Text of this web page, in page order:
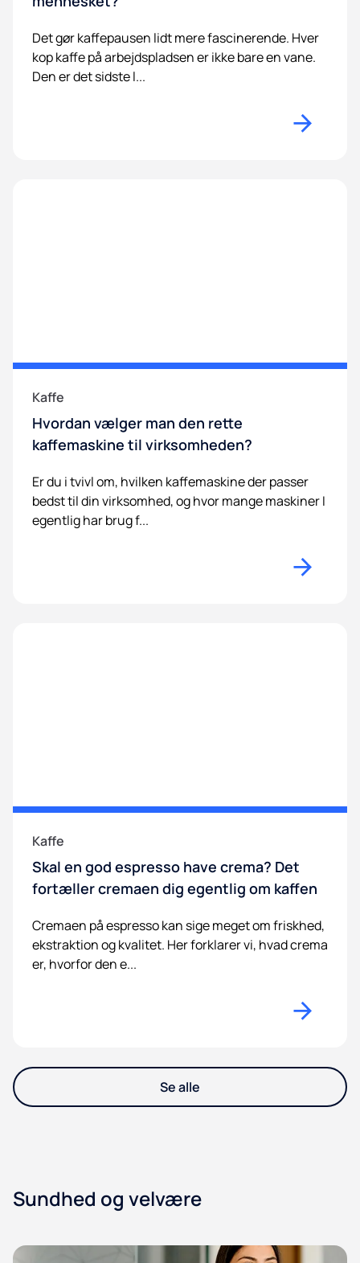
Det gør kaffepausen lidt mere fascinerende. Hver
kop kaffe på arbejdspladsen er ikke bare en vane.
Den er det sidste l...
Kaffe
Hvordan vælger man den rette
kaffemaskine til virksomheden?
Er du i tvivl om, hvilken kaffemaskine der passer
bedst til din virksomhed, og hvor mange maskiner I
egentlig har brug f...
Kaffe
Skal en god espresso have crema? Det
fortæller cremaen dig egentlig om kaffen
Cremaen på espresso kan sige meget om friskhed,
ekstraktion og kvalitet. Her forklarer vi, hvad crema
er, hvorfor den e...
Se alle
Sundhed og velvære